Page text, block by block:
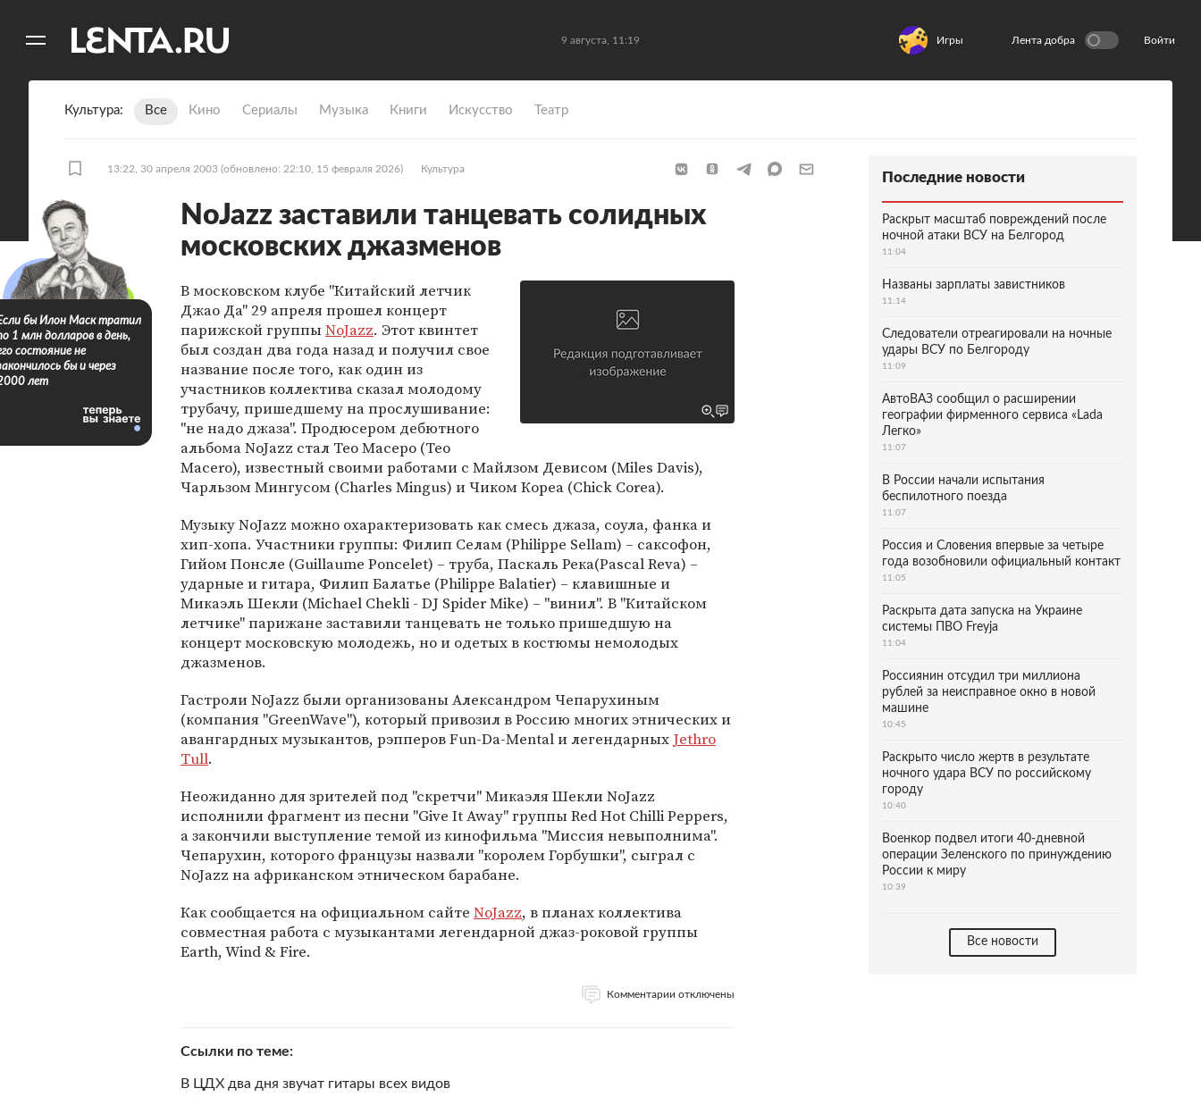
9 августа, 11:19 Игры Лента добра Войти
Культура Все Кино Сериалы Музыка Книги Искусство Театр
13:22, 30 апреля 2003 (обновлено: 22:10, 15 февраля 2026) Культура
NoJazz заставили танцевать солидных
московских джазменов
В московском клубе "Китайский летчик
Джао Да" 29 апреля прошел концерт
парижской группыNoJazz. Этот квинтет
был создан два года назад и получил свое
название после того, как один из
участников коллектива сказал молодому
трубачу, пришедшему на прослушивание:
"не надо джаза". Продюсером дебютного
альбома NoJazz стал Тео Масеро (Teo
Macero), известный своими работами с Майлзом Девисом (Miles Davis),
Чарльзом Мингусом (Charles Mingus) и Чиком Кореа (Chick Corea).
Музыку NoJazz можно охарактеризовать как смесь джаза, соула, фанка и
хип-хопа. Участники группы: Филип Селам (Philippe Sellam) – саксофон,
Гийом Понсле (Guillaume Poncelet) – труба, Паскаль Река(Pascal Reva) –
ударные и гитара, Филип Балатье (Philippe Balatier) – клавишные и
Микаэль Шекли (Michael Chekli - DJ Spider Mike) – "винил". В "Китайском
летчике" парижане заставили танцевать не только пришедшую на
концерт московскую молодежь, но и одетых в костюмы немолодых
джазменов.
Гастроли NoJazz были организованы Александром Чепарухиным
(компания "GreenWave"), который привозил в Россию многих этнических и
авангардных музыкантов, рэпперов Fun-Da-Mental и легендарных Jethro
Tull.
Неожиданно для зрителей под "скретчи" Микаэля Шекли NoJazz
исполнили фрагмент из песни "Give It Away" группы Red Hot Chilli Peppers,
а закончили выступление темой из кинофильма "Миссия невыполнима".
Чепарухин, которого французы назвали "королем Горбушки", сыграл с
NoJazz на африканском этническом барабане.
Как сообщается на официальном сайте NoJazz, в планах коллектива
совместная работа с музыкантами легендарной джаз-роковой группы
Earth, Wind & Fire.
Комментарии отключены
Ссылки по теме
В ЦДХ два дня звучат гитары всех видов
бы Илон Маск тратил
1 млн долларов в день,
состояние не
бы и через
лет
Последние новости
Раскрыт масштаб повреждений после
ночной атаки ВСУ на Белгород
11:04
Названы зарплаты завистников
11:14
Следователи отреагировали на ночные
удары ВСУ по Белгороду
11:09
АвтоВАЗ сообщил о расширении
географии фирменного сервиса «Lada
Легко»
11:07
В России начали испытания
беспилотного поезда
11:07
Россия и Словения впервые за четыре
года возобновили официальный контакт
11:05
Раскрыта дата запуска на Украине
системы ПВО Freyja
11:04
Россиянин отсудил три миллиона
рублей за неисправное окно в новой
машине
10:45
Раскрыто число жертв в результате
ночного удара ВСУ по российскому
городу
10:40
Военкор подвел итоги 40-дневной
операции Зеленского по принуждению
России к миру
10:39
Все новости